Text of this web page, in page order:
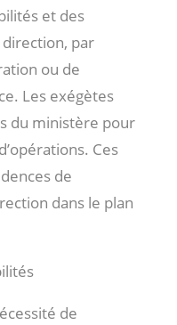
et des
par
ou de
Les exégètes
du ministère pour
Ces
de
dans le plan
de